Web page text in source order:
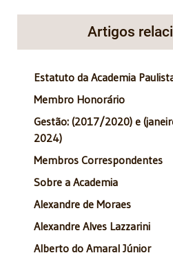
Artigos
Estatuto da Academia
Membro Honorário
Gestão: (2017/2020) e
2024)
Membros Correspondentes
Sobre a Academia
Alexandre de Moraes
Alexandre Alves Lazzarini
Alberto do Amaral Júnior